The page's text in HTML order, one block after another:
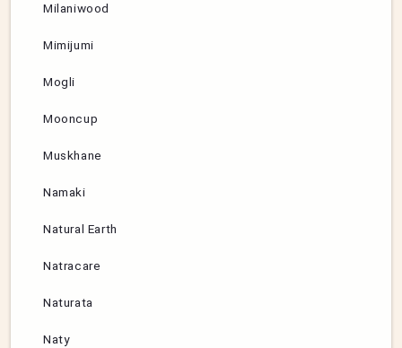
Milaniwood
Mimijumi
Mogli
Mooncup
Muskhane
Namaki
Natural Earth
Natracare
Naturata
Naty